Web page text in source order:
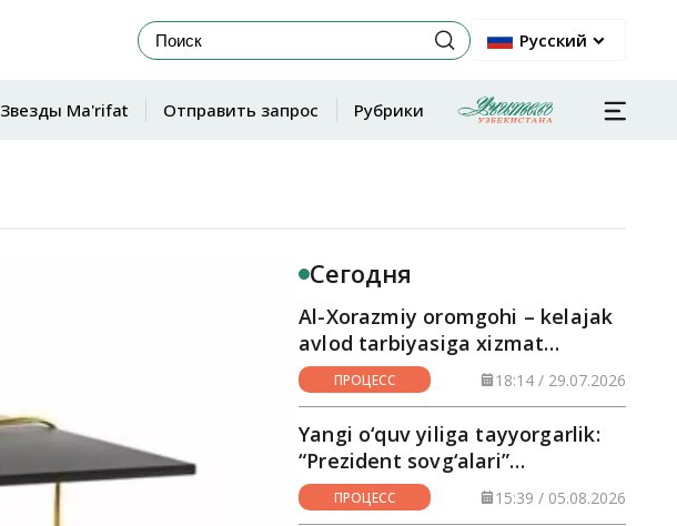
Русский
Звезды Ma'rifat Отправить запрос Рубрики
Сегодня
Al-Xorazmiy oromgohi – kelajak
avlod tarbiyasiga xizmat
qilayotgan maskan
ПРОЦЕСС 18:14 / 29.07.2026
Yangi o‘quv yiliga tayyorgarlik:
“Prezident sovg‘alari”
hududlarga yetkazilmoqda
ПРОЦЕСС 15:39 / 05.08.2026